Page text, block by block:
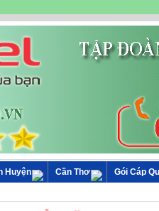
Huyện Cần Thơ
Gói Cáp